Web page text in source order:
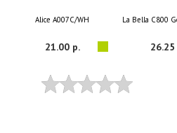
Alice А007C/WH
21.00 р.
La Bella C800
26.25